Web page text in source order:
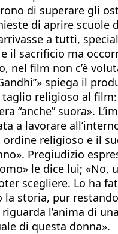
di superare gli
di aprire
a tutti,
il sacrificio ma
nel film non c’è
spiega il
religioso al
“anche” suora».
a lavorare
religioso e il
Pregiudizio
le dice lui; «No,
scegliere. Lo ha
storia, pur
l’anima di
di questa donna».